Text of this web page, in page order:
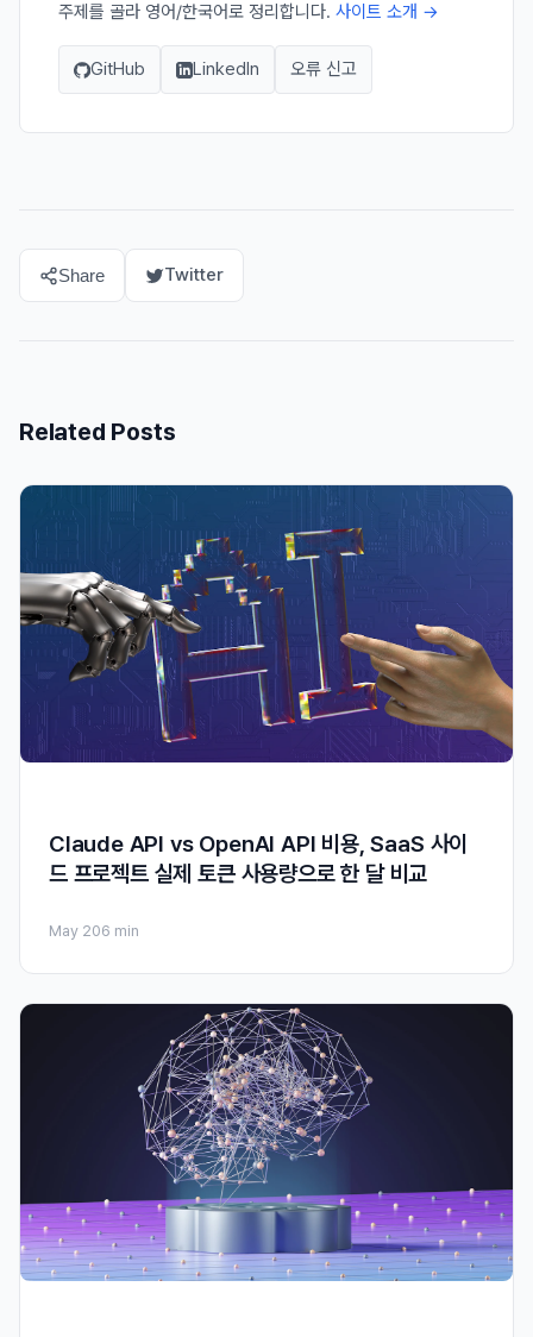
주제를 골라 영어/한국어로 정리합니다. 사이트 소개 →
GitHub LinkedIn 오류 신고
Share Twitter
Related Posts
Claude API vs OpenAI API 비용, SaaS 사이
드 프로젝트 실제 토큰 사용량으로 한 달 비교
May 206 min